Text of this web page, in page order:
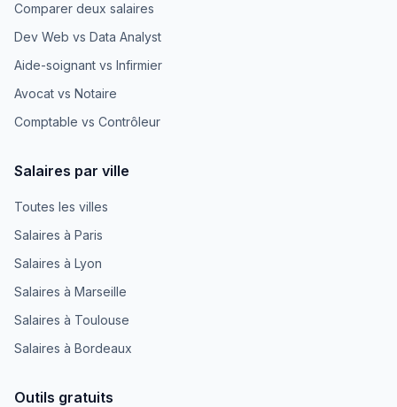
Comparer deux salaires
Dev Web vs Data Analyst
Aide-soignant vs Infirmier
Avocat vs Notaire
Comptable vs Contrôleur
Salaires par ville
Toutes les villes
Salaires à Paris
Salaires à Lyon
Salaires à Marseille
Salaires à Toulouse
Salaires à Bordeaux
Outils gratuits